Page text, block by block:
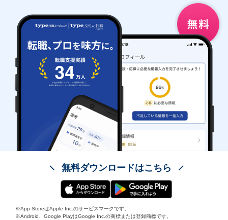
無料ダウンロードはこちら
※App StoreはApple Inc.のサービスマークです。
※Android、Google PlayはGoogle Inc.の商標または登録商標です。